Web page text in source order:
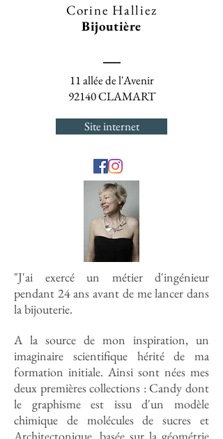
Corine Halliez
Bijoutière
11 allée de l'Avenir
92140 CLAMART
Site internet
"J'ai exercé un métier d'ingénieur
pendant 24 ans avant de me lancer dans
la bijouterie.
A la source de mon inspiration, un
imaginaire scientifique hérité de ma
formation initiale. Ainsi sont nées mes
deux premières collections : Candy dont
le graphisme est issu d'un modèle
chimique de molécules de sucres et